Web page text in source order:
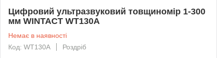
Цифровий ультразвуковий товщиномір 1-300
мм WINTACT WT130A
Немає в наявності
Код: WT130A
Роздріб